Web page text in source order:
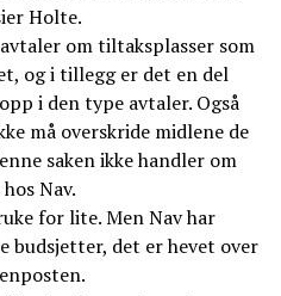
Holte.
om tiltaksplasser som
og i tillegg er det en del
i den type avtaler. Også
må overskride midlene de
saken ikke handler om
Nav.
for lite. Men Nav har
budsjetter, det er hevet over